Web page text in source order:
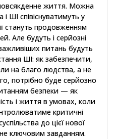
життя. Можна
ШІ співіснуватимуть у
стануть продовженням
Але будуть і серйозні
питань будуть
ШІ: як забезпечити,
на благо людства, а не
потрібно буде серйозно
безпеки — як
і життя в умовах, коли
критичні
до цієї нової
ключовим завданням.